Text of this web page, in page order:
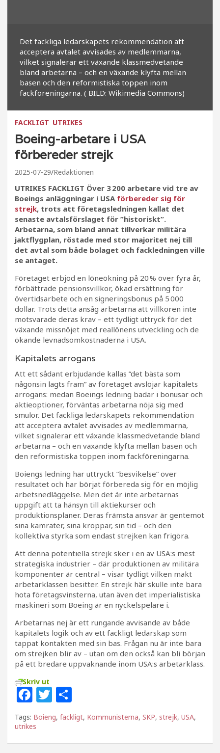
Det fackliga ledarskapets rekommendation att
acceptera avtalet avvisades av medlemmarna,
vilket signalerar ett växande klassmedvetande
bland arbetarna – och en växande klyfta mellan
basen och den reformistiska toppen inom
fackföreningarna. ( BILD: Wikimedia Commons)
FACKLIGT UTRIKES
Boeing-arbetare i USA
förbereder strejk
2025-07-29 Redaktionen
UTRIKES FACKLIGT Över 3 200 arbetare vid tre av
Boeings anläggningar i USA förbereder sig för
strejk, trots att företagsledningen kallat det
senaste avtalsförslaget för ”historiskt”.
Arbetarna, som bland annat tillverkar militära
jaktflygplan, röstade med stor majoritet nej till
det avtal som både bolaget och fackledningen ville
se antaget.
Företaget erbjöd en löneökning på 20 % över fyra år,
förbättrade pensionsvillkor, ökad ersättning för
övertidsarbete och en signeringsbonus på 5 000
dollar. Trots detta ansåg arbetarna att villkoren inte
motsvarade deras krav – ett tydligt uttryck för det
växande missnöjet med reallönens utveckling och de
ökande levnadsomkostnaderna i USA.
Kapitalets arrogans
Att ett sådant erbjudande kallas ”det bästa som
någonsin lagts fram” av företaget avslöjar kapitalets
arrogans: medan Boeings ledning badar i bonusar och
aktieoptioner, förväntas arbetarna nöja sig med
smulor. Det fackliga ledarskapets rekommendation
att acceptera avtalet avvisades av medlemmarna,
vilket signalerar ett växande klassmedvetande bland
arbetarna – och en växande klyfta mellan basen och
den reformistiska toppen inom fackföreningarna.
Boiengs ledning har uttryckt ”besvikelse” över
resultatet och har börjat förbereda sig för en möjlig
arbetsnedläggelse. Men det är inte arbetarnas
uppgift att ta hänsyn till aktiekurser och
produktionsplaner. Deras främsta ansvar är gentemot
sina kamrater, sina kroppar, sin tid – och den
kollektiva styrka som endast strejken kan frigöra.
Att denna potentiella strejk sker i en av USA:s mest
strategiska industrier – där produktionen av militära
komponenter är central – visar tydligt vilken makt
arbetarklassen besitter. En strejk här skulle inte bara
hota företagsvinsterna, utan även det imperialistiska
maskineri som Boeing är en nyckelspelare i.
Arbetarnas nej är ett rungande avvisande av både
kapitalets logik och av ett fackligt ledarskap som
tappat kontakten med sin bas. Frågan nu är inte bara
om strejken blir av – utan om den också kan bli början
på ett bredare uppvaknande inom USA:s arbetarklass.
Skriv ut
F
a
c
e
T
w
itt
e
el
a
Tags: Boieng, fackligt, Kommunisterna, SKP, strejk, USA,
utrikes